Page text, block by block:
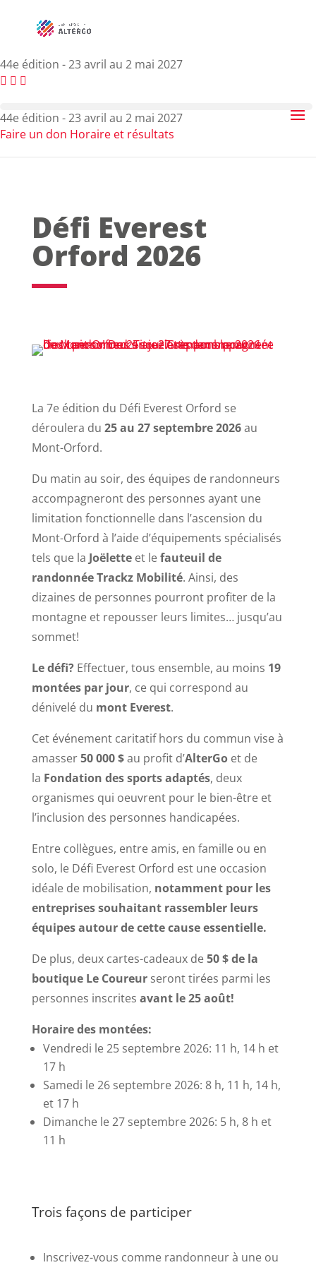
44e édition - 23 avril au 2 mai 2027
44e édition - 23 avril au 2 mai 2027
Faire un don Horaire et résultats
Défi Everest
Orford 2026
La 7e édition du Défi Everest Orford se
déroulera du 25 au 27 septembre 2026au
Mont-Orford.
Du matin au soir, des équipes de randonneurs
accompagneront des personnes ayant une
limitation fonctionnelle dans l’ascension du
Mont-Orford à l’aide d’équipements spécialisés
tels que la Joëlette et lefauteuil de
randonnéeTrackz Mobilité. Ainsi, des
dizaines de personnes pourront profiter de la
montagne et repousser leurs limites… jusqu’au
sommet!
Le défi? Effectuer, tous ensemble, au moins 19
montées par jour, ce qui correspond au
dénivelé du mont Everest.
Cet événement caritatif hors du commun vise à
amasser50 000 $au profit d’AlterGo et de
la Fondation des sports adaptés, deux
organismes qui oeuvrent pour le bien-être et
l’inclusion des personnes handicapées.
Entre collègues, entre amis, en famille ou en
solo, le Défi Everest Orford est une occasion
idéale de mobilisation, notamment pour les
entreprises souhaitant rassembler leurs
équipes autour de cette cause essentielle.
De plus, deux cartes-cadeaux de50 $de la
boutique Le Coureurseront tirées parmi les
personnes inscrites avant le 25 août!
Horaire des montées:
Vendredi le 25 septembre 2026: 11 h, 14 h et
17 h
Samedi le 26 septembre 2026: 8 h, 11 h, 14 h,
et 17 h
Dimanche le 27 septembre 2026: 5 h, 8 h et
11 h
Trois façons de participer
Inscrivez-vous comme randonneur à une ou